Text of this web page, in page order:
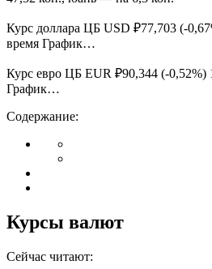
Курс доллара ЦБ USD ₽77,703 (-
время График…
Курс евро ЦБ EUR ₽90,344 (-0,52%)
График…
Содержание:
Курсы валют
Сейчас читают: